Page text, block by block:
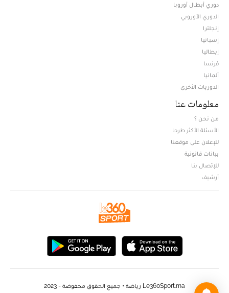
دوري أبطال أوروبا
الدوري الأوروبي
إنجلترا
إسبانيا
إيطاليا
فرنسا
ألمانيا
الدوريات الأخرى
معلومات عنا
من نحن ؟
الأسئلة الأكثر طرحا
للإعلان على موقعنا
بيانات قانونية
للإتصال بنا
أرشيف
Le360Sport.ma رياضة • جميع الحقوق محفوضة - 2023